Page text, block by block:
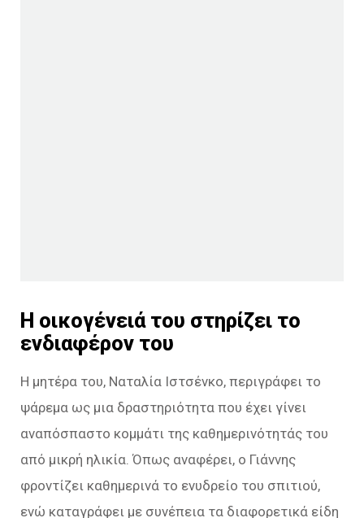
Η οικογένειά του στηρίζει το
ενδιαφέρον του
Η μητέρα του, Ναταλία Ιστσένκο, περιγράφει το
ψάρεμα ως μια δραστηριότητα που έχει γίνει
αναπόσπαστο κομμάτι της καθημερινότητάς του
από μικρή ηλικία. Όπως αναφέρει, ο Γιάννης
φροντίζει καθημερινά το ενυδρείο του σπιτιού,
ενώ καταγράφει με συνέπεια τα διαφορετικά είδη